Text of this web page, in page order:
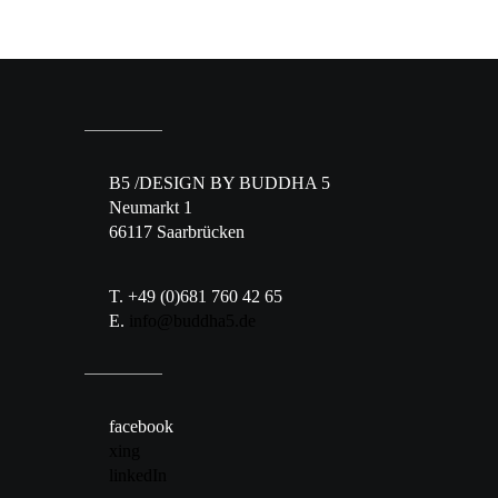
B5 /DESIGN BY BUDDHA 5
Neumarkt 1
66117 Saarbrücken
T. +49 (0)681 760 42 65
E.
facebook